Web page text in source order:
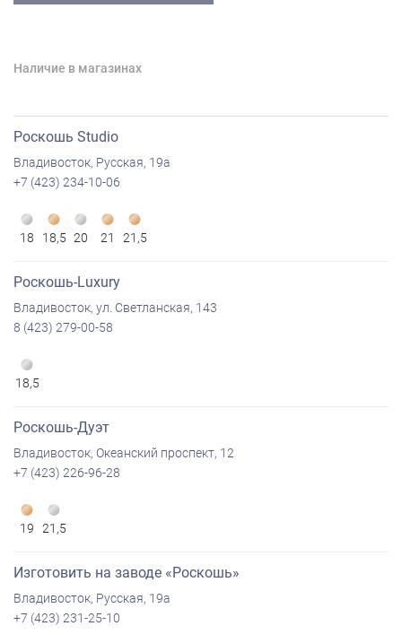
Наличие в магазинах
Роскошь Studio
Владивосток, Русская, 19а
+7 (423) 234-10-06
18 18,5 20 21 21,5
Роскошь-Luxury
Владивосток, ул. Светланская, 143
8 (423) 279-00-58
18,5
Роскошь-Дуэт
Владивосток, Океанский проспект, 12
+7 (423) 226-96-28
19 21,5
Изготовить на заводе «Роскошь»
Владивосток, Русская, 19а
+7 (423) 231-25-10